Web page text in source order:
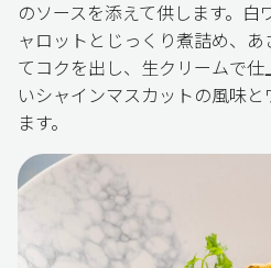
のソースを添えて供します。
ャロットとじっくり煮詰め、
てコクを出し、生クリームで
いシャインマスカットの風味
ます。